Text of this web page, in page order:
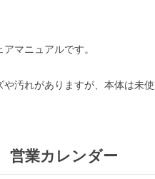
マニュアルです。
や汚れがありますが、本体は未
営業カレンダー